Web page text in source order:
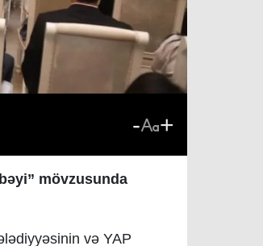
- +
mövzusunda
və YAP